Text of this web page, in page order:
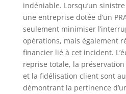
indéniable. Lorsqu’un
une entreprise dotée d’un
seulement minimiser
opérations, mais également
financier lié à cet incident.
reprise totale, la préservation
et la fidélisation client sont
démontrant la pertinence